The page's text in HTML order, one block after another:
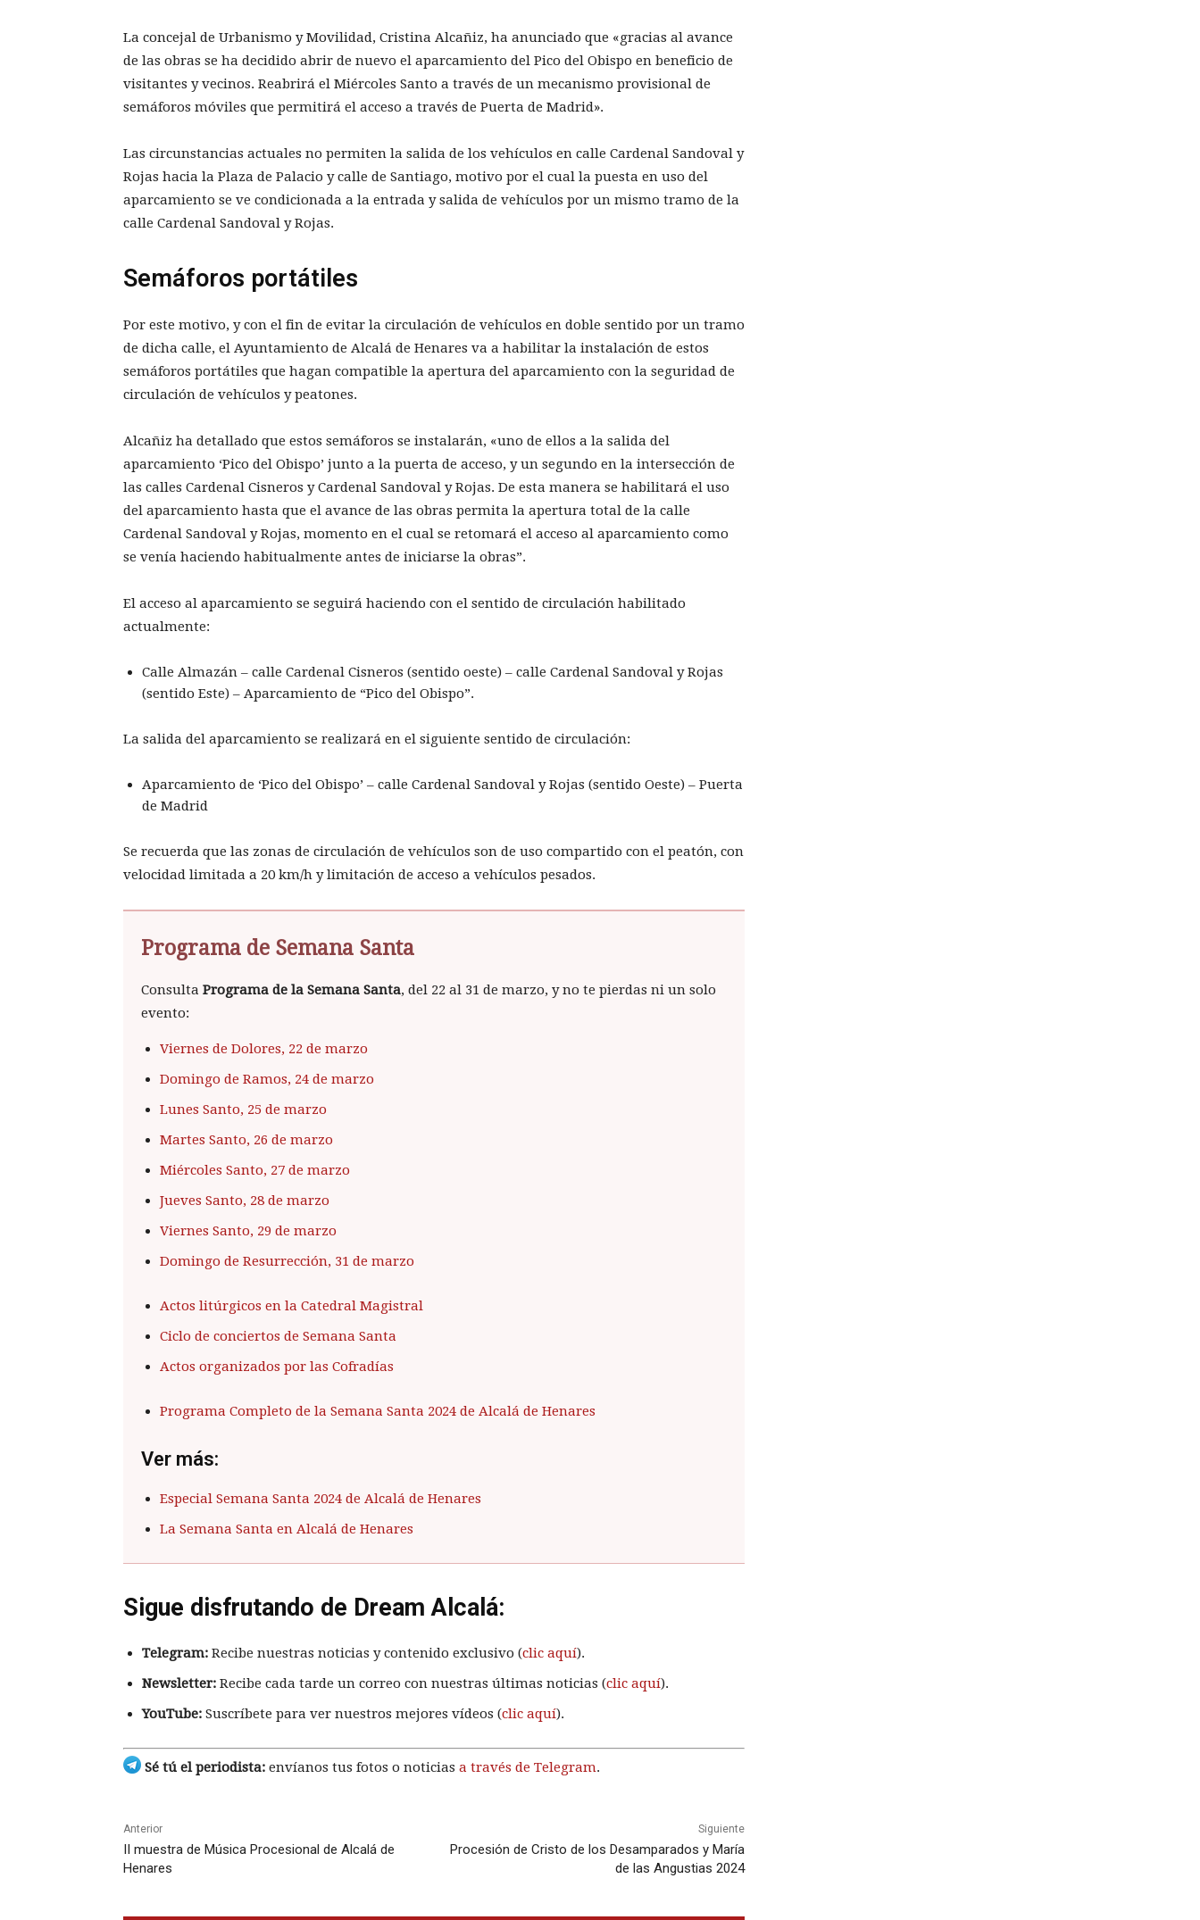
La concejal de Urbanismo y Movilidad, Cristina Alcañiz, ha anunciado que «gracias al avance
de las obras se ha decidido abrir de nuevo el aparcamiento del Pico del Obispo en beneficio de
visitantes y vecinos. Reabrirá el Miércoles Santo a través de un mecanismo provisional de
semáforos móviles que permitirá el acceso a través de Puerta de Madrid».
Las circunstancias actuales no permiten la salida de los vehículos en calle Cardenal Sandoval y
Rojas hacia la Plaza de Palacio y calle de Santiago, motivo por el cual la puesta en uso del
aparcamiento se ve condicionada a la entrada y salida de vehículos por un mismo tramo de la
calle Cardenal Sandoval y Rojas.
Semáforos portátiles
Por este motivo, y con el fin de evitar la circulación de vehículos en doble sentido por un tramo
de dicha calle, el Ayuntamiento de Alcalá de Henares va a habilitar la instalación de estos
semáforos portátiles que hagan compatible la apertura del aparcamiento con la seguridad de
circulación de vehículos y peatones.
Alcañiz ha detallado que estos semáforos se instalarán, «uno de ellos a la salida del
aparcamiento ‘Pico del Obispo’ junto a la puerta de acceso, y un segundo en la intersección de
las calles Cardenal Cisneros y Cardenal Sandoval y Rojas. De esta manera se habilitará el uso
del aparcamiento hasta que el avance de las obras permita la apertura total de la calle
Cardenal Sandoval y Rojas, momento en el cual se retomará el acceso al aparcamiento como
se venía haciendo habitualmente antes de iniciarse la obras”.
El acceso al aparcamiento se seguirá haciendo con el sentido de circulación habilitado
actualmente:
Calle Almazán – calle Cardenal Cisneros (sentido oeste) – calle Cardenal Sandoval y Rojas
(sentido Este) – Aparcamiento de “Pico del Obispo”.
La salida del aparcamiento se realizará en el siguiente sentido de circulación:
Aparcamiento de ‘Pico del Obispo’ – calle Cardenal Sandoval y Rojas (sentido Oeste) – Puerta
de Madrid
Se recuerda que las zonas de circulación de vehículos son de uso compartido con el peatón, con
velocidad limitada a 20 km/h y limitación de acceso a vehículos pesados.
Programa de Semana Santa
Consulta Programa de la Semana Santa, del 22 al 31 de marzo, y no te pierdas ni un solo
evento:
Viernes de Dolores, 22 de marzo
Domingo de Ramos, 24 de marzo
Lunes Santo, 25 de marzo
Martes Santo, 26 de marzo
Miércoles Santo, 27 de marzo
Jueves Santo, 28 de marzo
Viernes Santo, 29 de marzo
Domingo de Resurrección, 31 de marzo
Actos litúrgicos en la Catedral Magistral
Ciclo de conciertos de Semana Santa
Actos organizados por las Cofradías
Programa Completo de la Semana Santa 2024 de Alcalá de Henares
Ver más:
Especial Semana Santa 2024 de Alcalá de Henares
La Semana Santa en Alcalá de Henares
Sigue disfrutando de Dream Alcalá:
Telegram: Recibe nuestras noticias y contenido exclusivo (clic aquí).
Newsletter: Recibe cada tarde un correo con nuestras últimas noticias (clic aquí).
YouTube: Suscríbete para ver nuestros mejores vídeos (clic aquí).
Sé tú el periodista: envíanos tus fotos o noticias a través de Telegram.
Anterior
II muestra de Música Procesional de Alcalá de
Henares
Siguiente
Procesión de Cristo de los Desamparados y María
de las Angustias 2024